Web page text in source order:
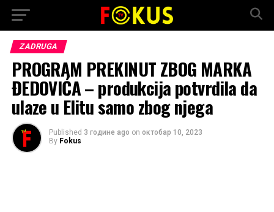
ZADRUGA
PROGRAM PREKINUT ZBOG MARKA
ĐEDOVIĆA – produkcija potvrdila da
ulaze u Elitu samo zbog njega
Published 3 године ago on октобар 10, 2023
By Fokus